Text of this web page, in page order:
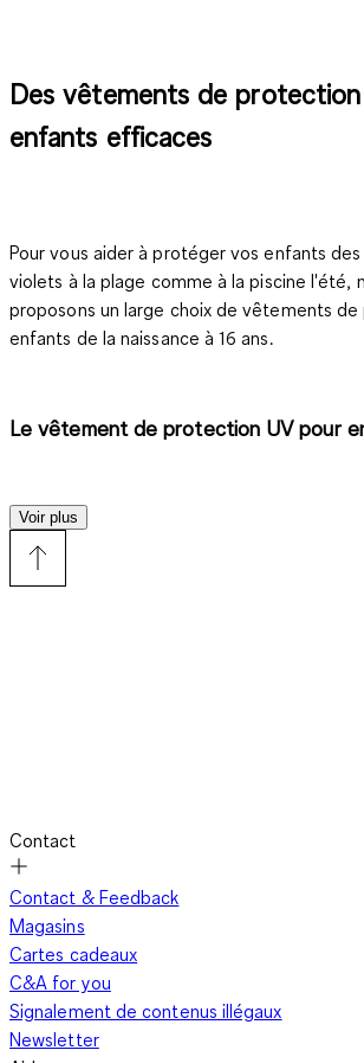
Des vêtements de
enfants efficaces
Pour vous aider à protéger vos enfants
violets à la plage comme à la piscine l'été,
proposons un large choix devêtements de
enfants de la naissance à 16 ans.
Le vêtement de protection UV pour
Chez C&A, nous vous accompagnons dans
de la vie, y compris lors de vos séances de
Pour protéger les enfants des rayons ultra-
comme des dangers de la réverbération
concevons descombinaisons anti-UV pour
maillots de bain et des t-shirts anti-UV pour
indice UPF 50+ maximal. Les textiles que
sont non seulement protecteurs mais aussi
Voir plus
Contact
Contact & Feedback
Magasins
Cartes cadeaux
C&A for you
Signalement de contenus illégaux
Newsletter